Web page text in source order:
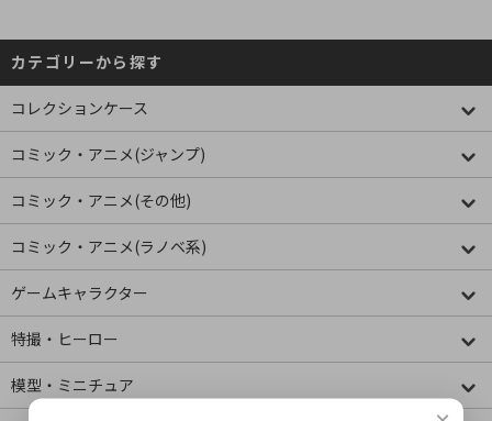
カテゴリーから探す
コレクションケース
コミック・アニメ(ジャンプ)
コミック・アニメ(その他)
コミック・アニメ(ラノベ系)
ゲームキャラクター
特撮・ヒーロー
模型・ミニチュア